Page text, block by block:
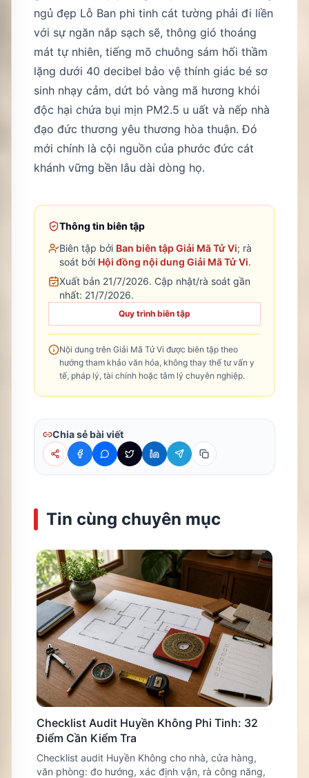
ngủ đẹp Lỗ Ban phi tinh cát tường phải đi liền
với sự ngăn nắp sạch sẽ, thông gió thoáng
mát tự nhiên, tiếng mõ chuông sám hối thầm
lặng dưới 40 decibel bảo vệ thính giác bé sơ
sinh nhạy cảm, dứt bỏ vàng mã hương khói
độc hại chứa bụi mịn PM2.5 u uất và nếp nhà
đạo đức thương yêu thương hòa thuận. Đó
mới chính là cội nguồn của phước đức cát
khánh vững bền lâu dài dòng họ.
Thông tin biên tập
Biên tập bởi Ban biên tập Giải Mã Tử Vi; rà
soát bởi Hội đồng nội dung Giải Mã Tử Vi.
Xuất bản 21/7/2026. Cập nhật/rà soát gần
nhất: 21/7/2026.
Quy trình biên tập
Nội dung trên Giải Mã Tử Vi được biên tập theo
hướng tham khảo văn hóa, không thay thế tư vấn y
tế, pháp lý, tài chính hoặc tâm lý chuyên nghiệp.
Chia sẻ bài viết
Tin cùng chuyên mục
Checklist Audit Huyền Không Phi Tinh: 32
Điểm Cần Kiểm Tra
Checklist audit Huyền Không cho nhà, cửa hàng,
văn phòng: đo hướng, xác định vận, rà công năng,